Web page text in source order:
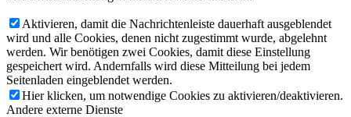
Aktivieren, damit die Nachrichtenleiste dauerhaft ausgeblendet
wird und alle Cookies, denen nicht zugestimmt wurde, abgelehnt
werden. Wir benötigen zwei Cookies, damit diese Einstellung
gespeichert wird. Andernfalls wird diese Mitteilung bei jedem
Seitenladen eingeblendet werden.
Hier klicken, um notwendige Cookies zu aktivieren/deaktivieren.
Andere externe Dienste